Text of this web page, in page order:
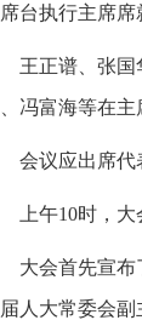
台执行主席席
王正谱、张
冯富海等在主
会议应出席代
上午10时，大
大会首先宣
人大常委会副